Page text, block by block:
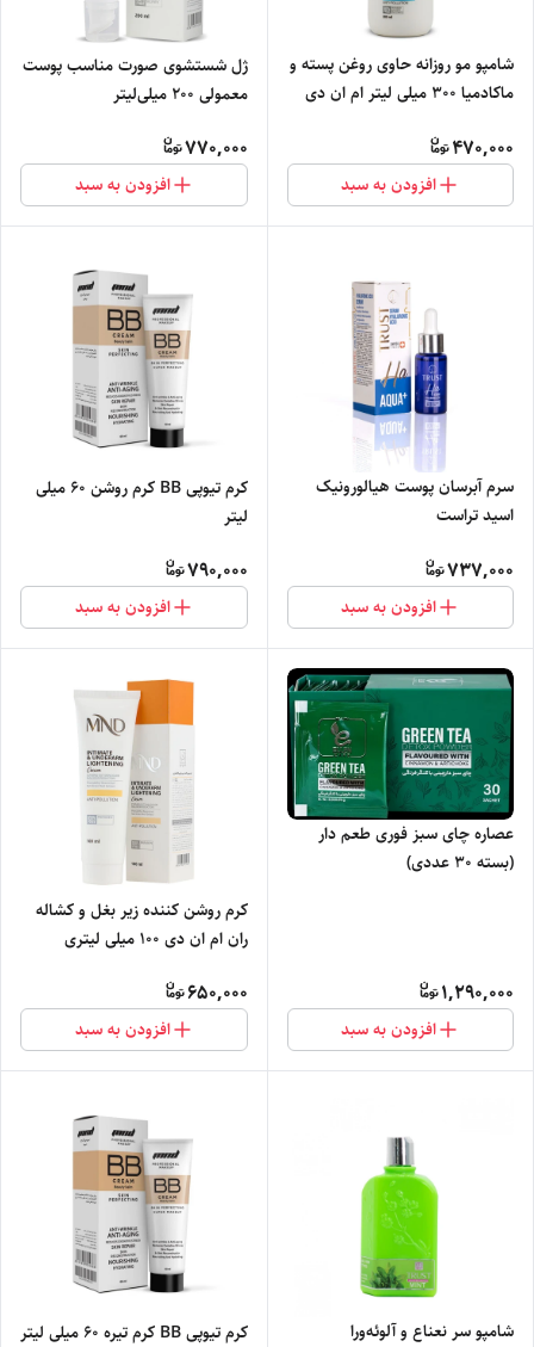
شامپو مو روزانه حاوی روغن پسته و
ماکادمیا 300 میلی لیتر ام ان دی
470,000
افزودن به سبد
ژل شستشوی صورت مناسب پوست
معمولی 200 میلی‌لیتر
770,000
افزودن به سبد
سرم آبرسان پوست هیالورونیک
‌اسید تراست
737,000
افزودن به سبد
کرم تیوپی BB کرم روشن 60 میلی
لیتر
790,000
افزودن به سبد
عصاره چای سبز فوری طعم دار
(بسته 30 عددی)
1,290,000
افزودن به سبد
کرم روشن کننده زیر بغل و کشاله
ران ام ان دی 100 میلی لیتری
650,000
افزودن به سبد
شامپو سر نعناع و آلوئه‌ورا کرم تیوپی BB کرم تیره 60 میلی لیتر